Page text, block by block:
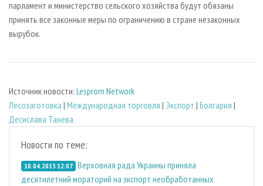
парламент и министерство сельского хозяйства будут обязаны
принять все законные меры по ограничению в стране незаконных
вырубок.
Источник новости: Lesprom Network
Лесозаготовка | Международная торговля | Экспорт | Болгария |
Десислава Танева
Новости по теме:
10.04.2015 12:07 Верховная рада Украины приняла
десятилетний мораторий на экспорт необработанных